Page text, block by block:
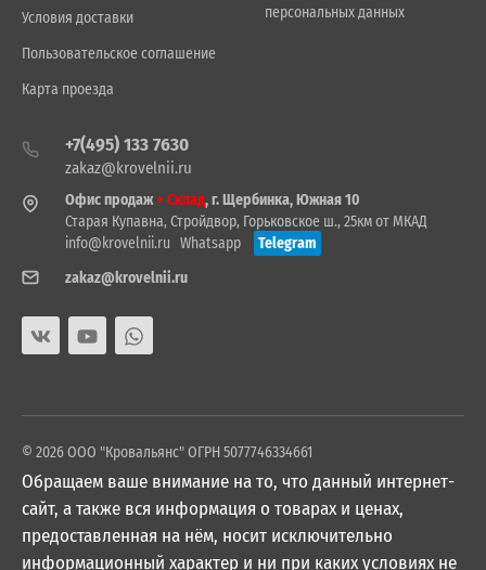
Условия доставки
Пользовательское соглашение
Карта проезда
персональных данных
+7(495) 133 7630
zakaz@krovelnii.ru
Офис продаж+ Склад, г. Щербинка, Южная 10
Старая Купавна, Стройдвор, Горьковское ш., 25км от МКАД
info@krovelnii.ru Whatsapp
Telegram
zakaz@krovelnii.ru
© 2026 ООО "Кровальянс" ОГРН 5077746334661
Обращаем ваше внимание на то, что данный интернет-
сайт, а также вся информация о товарах и ценах,
предоставленная на нём, носит исключительно
информационный характер и ни при каких условиях не